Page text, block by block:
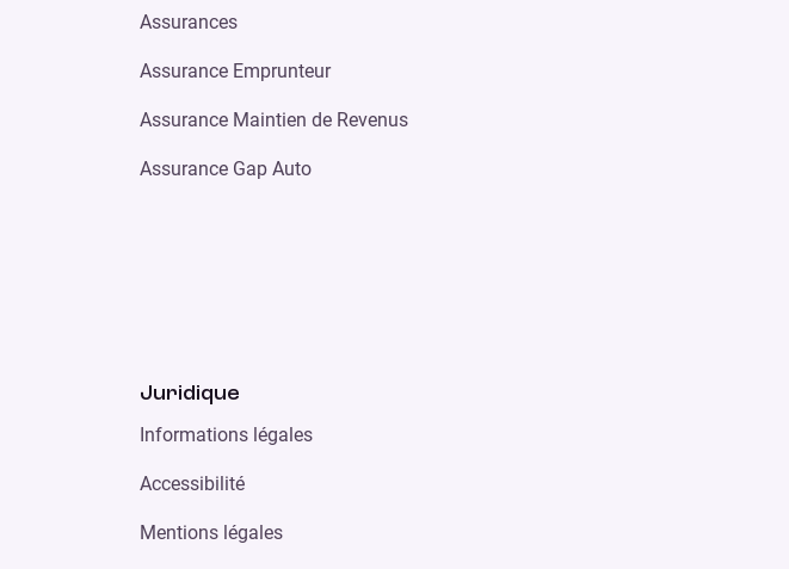
Assurances
Assurance Emprunteur
Assurance Maintien de Revenus
Assurance Gap Auto
Juridique
Informations légales
Accessibilité
Mentions légales